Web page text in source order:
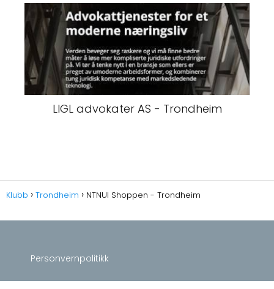
LIGL advokater AS - Trondheim
Klubb Trondheim NTNUI Shoppen - Trondheim
Personvernpolitikk